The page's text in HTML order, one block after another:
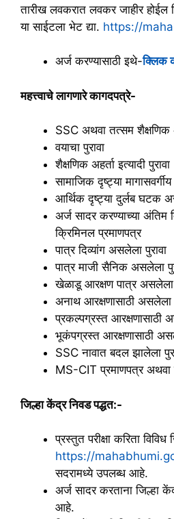
तारीख लवकरात लवकर जाहीर होईल
या साईटला भेट द्या. https://
अर्ज करण्यासाठी इथे-क्लिक
महत्त्वाचे लागणारे कागदपत्रे-
SSC अथवा तत्सम शैक्षणिक
वयाचा पुरावा
शैक्षणिक अहर्ता इत्यादी पुरावा
सामाजिक दृष्ट्या
आर्थिक दृष्ट्या दुर्लब घटक
अर्ज सादर करण्याच्या
क्रिमिनल प्रमाणपत्र
पात्र दिव्यांग असलेला पुरावा
पात्र माजी सैनिक असलेला
खेळाडू आरक्षण पात्र असलेला
अनाथ आरक्षणासाठी असलेला
प्रकल्पग्रस्त आरक्षणासाठी
भूकंपग्रस्त आरक्षणासाठी
SSC नावात बदल झालेला
MS-CIT प्रमाणपत्र अथवा
जिल्हा केंद्र निवड पद्धत:-
प्रस्तुत परीक्षा करिता
https://
सदरामध्ये उपलब्ध आहे.
अर्ज सादर करताना जिल्हा
आहे.